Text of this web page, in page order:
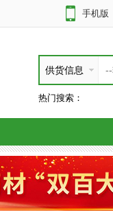
手机版
供货信息
热门搜索：